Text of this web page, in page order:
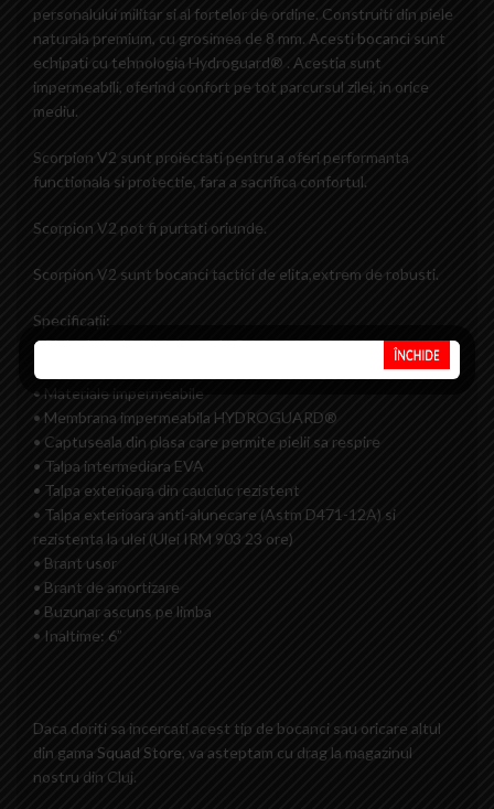
personalului militar si al fortelor de ordine. Construiti din piele
naturala premium, cu grosimea de 8 mm. Acesti bocanci sunt
echipati cu tehnologia Hydroguard® . Acestia sunt
impermeabili, oferind confort pe tot parcursul zilei, in orice
mediu.
Scorpion V2 sunt proiectati pentru a oferi performanta
functionala si protectie, fara a sacrifica confortul.
Scorpion V2 pot fi purtati oriunde.
Scorpion V2 sunt bocanci tactici de elita,extrem de robusti.
Specificații:
• Piele de inalta densitate de 8 mm
• Materiale impermeabile
• Membrana impermeabila HYDROGUARD®
• Captuseala din plasa care permite pielii sa respire
• Talpa intermediara EVA
• Talpa exterioara din cauciuc rezistent
• Talpa exterioara anti-alunecare (Astm D471-12A) si
rezistenta la ulei (Ulei IRM 903 23 ore)
• Brant usor
• Brant de amortizare
• Buzunar ascuns pe limba
• Inaltime: 6”
Daca doriti sa incercati acest tip de bocanci sau oricare altul
din gama Squad Store, va asteptam cu drag la magazinul
nostru din Cluj.